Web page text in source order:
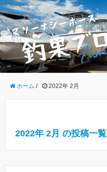
ホーム / 2022年 2月
2022年 2月 の投稿一覧